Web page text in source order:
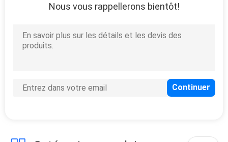
Nous vous rappellerons bientôt!